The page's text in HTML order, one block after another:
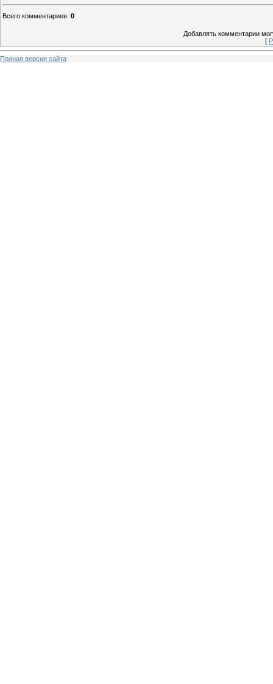
Всего комментариев: 0
Добавлять комментарии
[
Полная версия сайта